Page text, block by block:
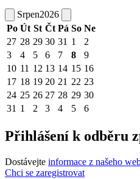
Srpen2026
Po Út St Čt Pá So Ne
27 28 29 30 31 1
2
3
4 5 6 7 8
9
10 11 12 13 14 15 16
17 18 19 20 21 22 23
24 25 26 27 28 29 30
31 1 2 3 4 5 6
Přihlášení k odběru
Dostávejte informace z našeho
Chci se zaregistrovat